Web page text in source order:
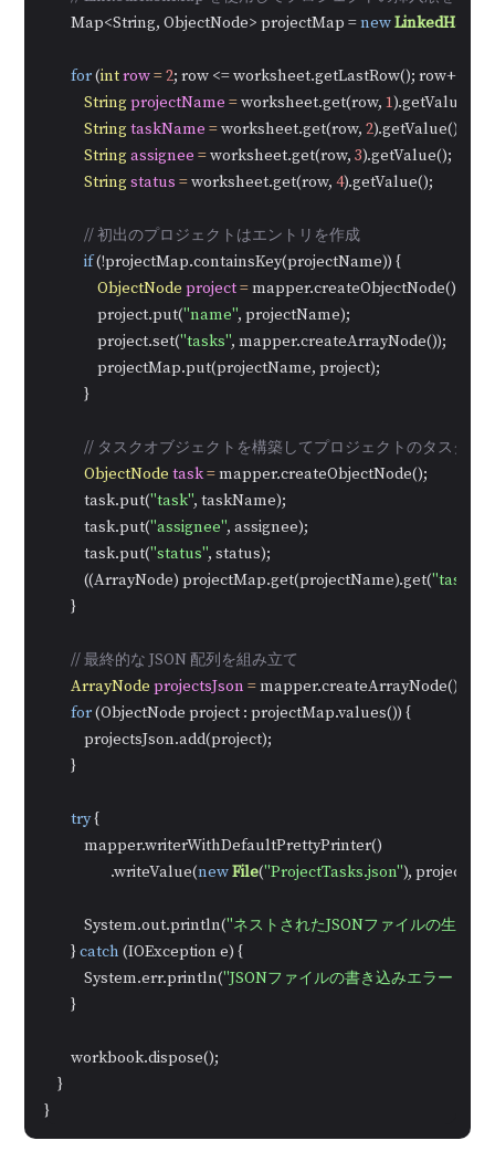
        Map<String, ObjectNode> projectMap =
new
for (introw=2; row <= worksheet.getLastRow(); row++) {
StringprojectName = worksheet.get(row, 1).getValue();
StringtaskName = worksheet.get(row, 2).getValue();
Stringassignee = worksheet.get(row, 3).getValue();
Stringstatus = worksheet.get(row, 4).getValue();
// 初出のプロジェクトはエントリを作成
if (!projectMap.containsKey(projectName)) {
ObjectNode project= mapper.createObjectNode();
                project.put(
"name", projectName);
                project.set(
"tasks", mapper.createArrayNode());
                projectMap.put(projectName, project);
            }
// タスクオブジェクトを構築してプロジェクトのタスク配
ObjectNode task= mapper.createObjectNode();
            task.put(
"task", taskName);
            task.put(
"assignee", assignee);
            task.put(
"status", status);
            ((ArrayNode) projectMap.get(projectName).get(
"tasks"
        }
// 最終的な JSON 配列を組み立て
ArrayNode projectsJson = mapper.createArrayNode();
for (ObjectNode project : projectMap.values()) {
            projectsJson.add(project);
        }
try {
            mapper.writerWithDefaultPrettyPrinter()
                    .writeValue(
newFile("ProjectTasks.json"),
            System.out.println(
"ネストされたJSONファイルの生成に
        }
catch (IOException e) {
            System.err.println(
"JSONファイルの書き込みエラー："
        }
        workbook.dispose();
    }